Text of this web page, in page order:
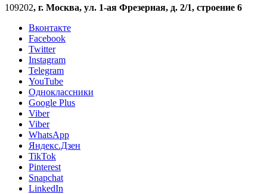
109202, г. Москва, ул. 1-ая Фрезерная, д. 2/1, строение 6
Вконтакте
Facebook
Twitter
Instagram
Telegram
YouTube
Одноклассники
Google Plus
Viber
Viber
WhatsApp
Яндекс.Дзен
TikTok
Pinterest
Snapchat
LinkedIn